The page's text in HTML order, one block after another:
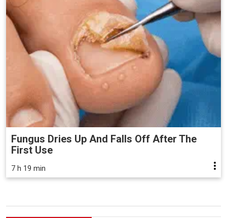
Fungus Dries Up And Falls Off After The
First Use
7 h 19 min